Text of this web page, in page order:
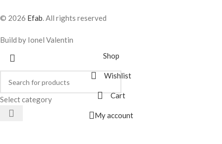
© 2026 Efab. All rights reserved
Build by Ionel Valentin
Select category
Shop
Wishlist
Cart
My account